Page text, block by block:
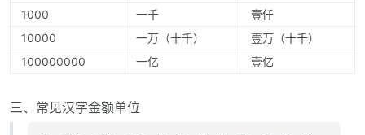
1000
一千
壹仟
10000
一万（十千）
壹万（十千）
100000000
一亿 壹亿
三、常见汉字金额单位